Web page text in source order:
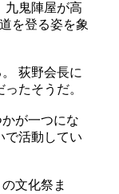
九鬼陣屋が高
を登る姿を象
荻野会長に
たそうだ。
が一つにな
で活動してい
文化祭ま